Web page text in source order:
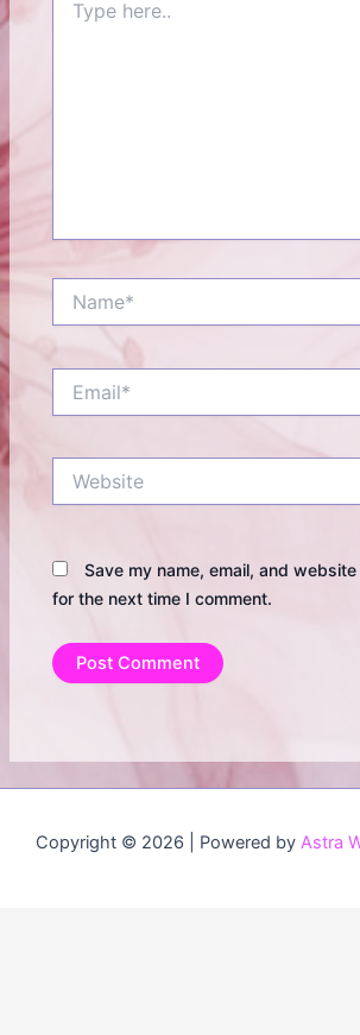
here..
Save my name, email, and
for the next time I comment.
Copyright © 2026 | Powered by Astra